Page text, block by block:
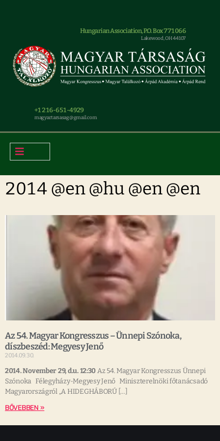
Hungarian Association, P.O. Box 771066
Lakewood, OH 44107
+1 216-651-4929
magyar.tarsasag@gmail.com
2014 @en @hu @en @en
Az 54. Magyar Kongresszus – Ünnepi Szónoka,
díszbeszéd: Megyesy Jenő
2014.09.30.
2014. November 29, d.u. 12:30Az 54. Magyar Kongresszus Ünnepi
Szónoka Félegyházy-Megyesy Jenő Miniszterelnöki főtanácsadó
Magyarországról „A HIDEGHÁBORÚ […]
BŐVEBBEN »